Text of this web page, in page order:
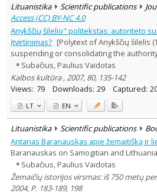
Lituanistika Scientific publications
Access (CC) BY-NC 4.0
Anykščių šilelio" politekstas: autoriteto
įtvirtinimas? [Polytext of Anykščių šilelis
suspending or consolidating the
Subačius, Paulius Vaidotas
Kalbos kultūra , 2007, 80, 135-142
Views: 79 Downloads: 29 Captured:
LT EN
Lituanistika Scientific publications
Antanas Baranauskas apie žemaitišką ir
Baranauskas on Samogitian and
Subačius, Paulius Vaidotas
Žemaičių istorijos virsmas: iš 750 metų
2004, P. 183-189, 198